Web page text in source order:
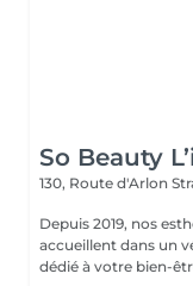
So Beauty
130, Route d'Arlon
Depuis 2019, nos
accueillent dans un
dédié à votre bien-